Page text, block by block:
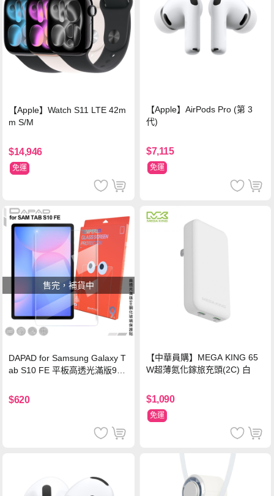
【Apple】Watch S11 LTE 42m
m S/M
$14,946
免運
【Apple】AirPods Pro (第 3
代)
$7,115
免運
售完，補貨中
DAPAD for Samsung Galaxy T
ab S10 FE 平板高透光滿版9H
$620
【中華員購】MEGA KING 65
W超薄氮化鎵旅充頭(2C) 白
$1,090
免運